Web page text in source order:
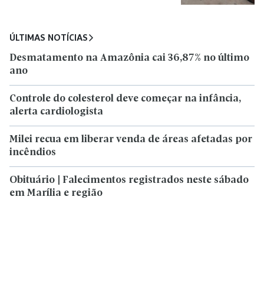
ÚLTIMAS NOTÍCIAS
Desmatamento na Amazônia cai 36,87% no último
ano
Controle do colesterol deve começar na infância,
alerta cardiologista
Milei recua em liberar venda de áreas afetadas por
incêndios
Obituário | Falecimentos registrados neste sábado
em Marília e região